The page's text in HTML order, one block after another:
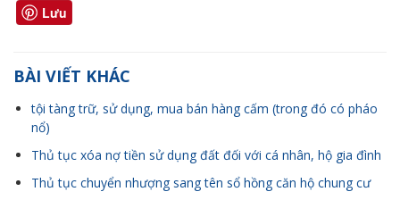
Lưu
BÀI VIẾT KHÁC
tội tàng trữ, sử dụng, mua bán hàng cấm (trong đó có pháo
nổ)
Thủ tục xóa nợ tiền sử dụng đất đối với cá nhân, hộ gia đình
Thủ tục chuyển nhượng sang tên sổ hồng căn hộ chung cư